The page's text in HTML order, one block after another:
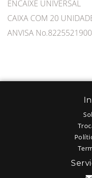
ENCAIXE UNIVERSAL
CAIXA COM 20
ANVISA